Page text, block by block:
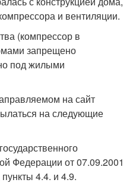
и вентиляции.
(компрессор в
запрещено
под жилыми
на сайт
на следующие
Федерации от 07.09.2001
4.4. и 4.9.